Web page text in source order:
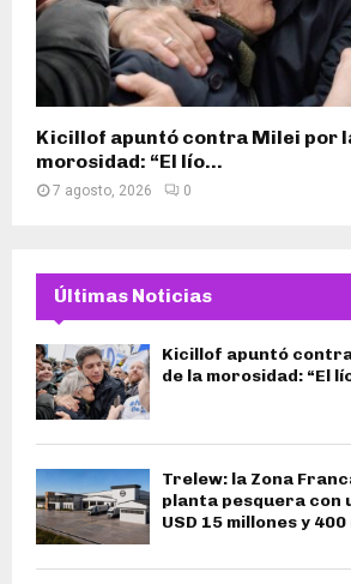
Kicillof apuntó contra Milei por
morosidad: “El lío...
7 agosto, 2026 0
Últimas Noticias
Kicillof apuntó
de la morosidad: “El
Trelew: la Zona
planta pesquera con
USD 15 millones y